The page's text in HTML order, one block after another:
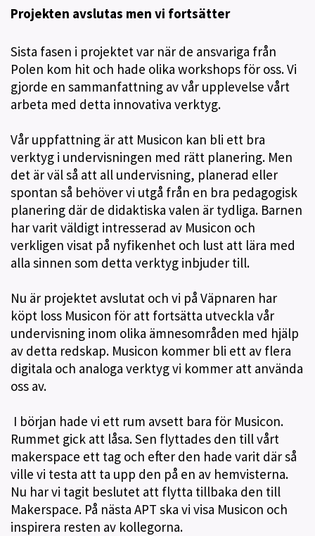
Projekten avslutas men vi fortsätter
Sista fasen i projektet var när de ansvariga från
Polen kom hit och hade olika workshops för oss. Vi
gjorde en sammanfattning av vår upplevelse vårt
arbeta med detta innovativa verktyg.
Vår uppfattning är att Musicon kan bli ett bra
verktyg i undervisningen med rätt planering. Men
det är väl så att all undervisning, planerad eller
spontan så behöver vi utgå från en bra pedagogisk
planering där de didaktiska valen är tydliga. Barnen
har varit väldigt intresserad av Musicon och
verkligen visat på nyfikenhet och lust att lära med
alla sinnen som detta verktyg inbjuder till.
Nu är projektet avslutat och vi på Väpnaren har
köpt loss Musicon för att fortsätta utveckla vår
undervisning inom olika ämnesområden med hjälp
av detta redskap. Musicon kommer bli ett av flera
digitala och analoga verktyg vi kommer att använda
oss av.
I början hade vi ett rum avsett bara för Musicon.
Rummet gick att låsa. Sen flyttades den till vårt
makerspace ett tag och efter den hade varit där så
ville vi testa att ta upp den på en av hemvisterna.
Nu har vi tagit beslutet att flytta tillbaka den till
Makerspace. På nästa APT ska vi visa Musicon och
inspirera resten av kollegorna.